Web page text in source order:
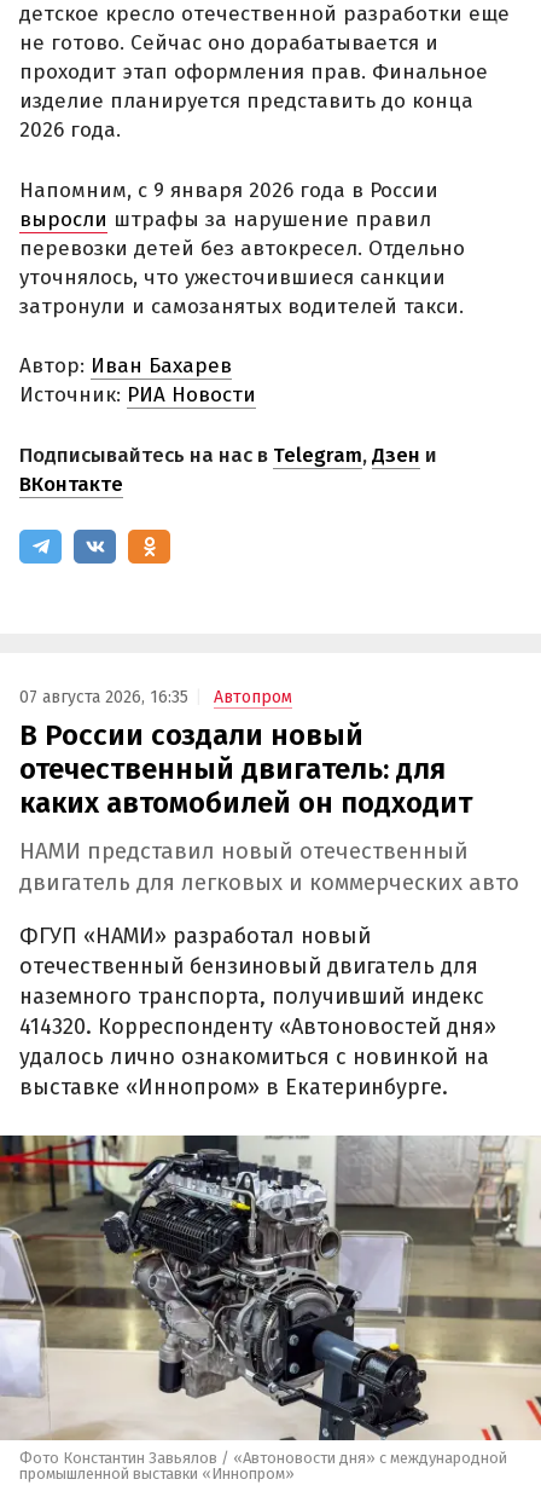
детское кресло отечественной разработки еще
не готово. Сейчас оно дорабатывается и
проходит этап оформления прав. Финальное
изделие планируется представить до конца
2026 года.
Напомним, с 9 января 2026 года в России
выросли штрафы за нарушение правил
перевозки детей без автокресел. Отдельно
уточнялось, что ужесточившиеся санкции
затронули и самозанятых водителей такси.
Автор: Иван Бахарев
Источник: РИА Новости
Подписывайтесь на нас в Telegram,Дзен и
ВКонтакте
07 августа 2026, 16:35 Автопром
В России создали новый
отечественный двигатель: для
каких автомобилей он подходит
НАМИ представил новый отечественный
двигатель для легковых и коммерческих авто
ФГУП «НАМИ» разработал новый
отечественный бензиновый двигатель для
наземного транспорта, получивший индекс
414320. Корреспонденту «Автоновостей дня»
удалось лично ознакомиться с новинкой на
выставке «Иннопром» в Екатеринбурге.
Фото Константин Завьялов / «Автоновости дня» с международной
промышленной выставки «Иннопром»